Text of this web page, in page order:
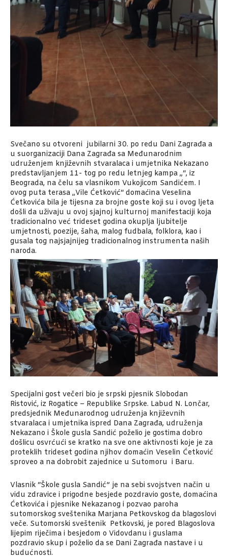
Svečano su otvoreni jubilarni 30. po redu Dani Zagrađa a
u suorganizaciji Dana Zagrađa sa Međunarodnim
udruženjem književnih stvaralaca i umjetnika Nekazano
predstavljanjem 11- tog po redu letnjeg kampa „“, iz
Beograda, na čelu sa vlasnikom Vukojicom Sandićem. I
ovog puta terasa „Vile Ćetković“ domaćina Veselina
Ćetkovića bila je tijesna za brojne goste koji su i ovog ljeta
došli da uživaju u ovoj sjajnoj kulturnoj manifestaciji koja
tradicionalno već trideset godina okuplja ljubitelje
umjetnosti, poezije, šaha, malog fudbala, folklora, kao i
gusala tog najsjajnijeg tradicionalnog instrumenta naših
naroda.
Specijalni gost večeri bio je srpski pjesnik Slobodan
Ristović, iz Rogatice – Republike Srpske. Labud N. Lončar,
predsjednik Međunarodnog udruženja književnih
stvaralaca i umjetnika ispred Dana Zagrađa, udruženja
Nekazano i Škole gusla Sandić poželio je gostima dobro
došlicu osvrćući se kratko na sve one aktivnosti koje je za
proteklih trideset godina njihov domaćin Veselin Ćetković
sproveo a na dobrobit zajednice u Sutomoru i Baru.
Vlasnik “Škole gusla Sandić” je na sebi svojstven način u
vidu zdravice i prigodne besjede pozdravio goste, domaćina
Ćetkovića i pjesnike Nekazanog i pozvao paroha
sutomorskog sveštenika Marjana Petkovskog da blagoslovi
veče. Sutomorski sveštenik Petkovski, je pored Blagoslova
lijepim riječima i besjedom o Vidovdanu i guslama
pozdravio skup i poželio da se Dani Zagrađa nastave i u
budućnosti.